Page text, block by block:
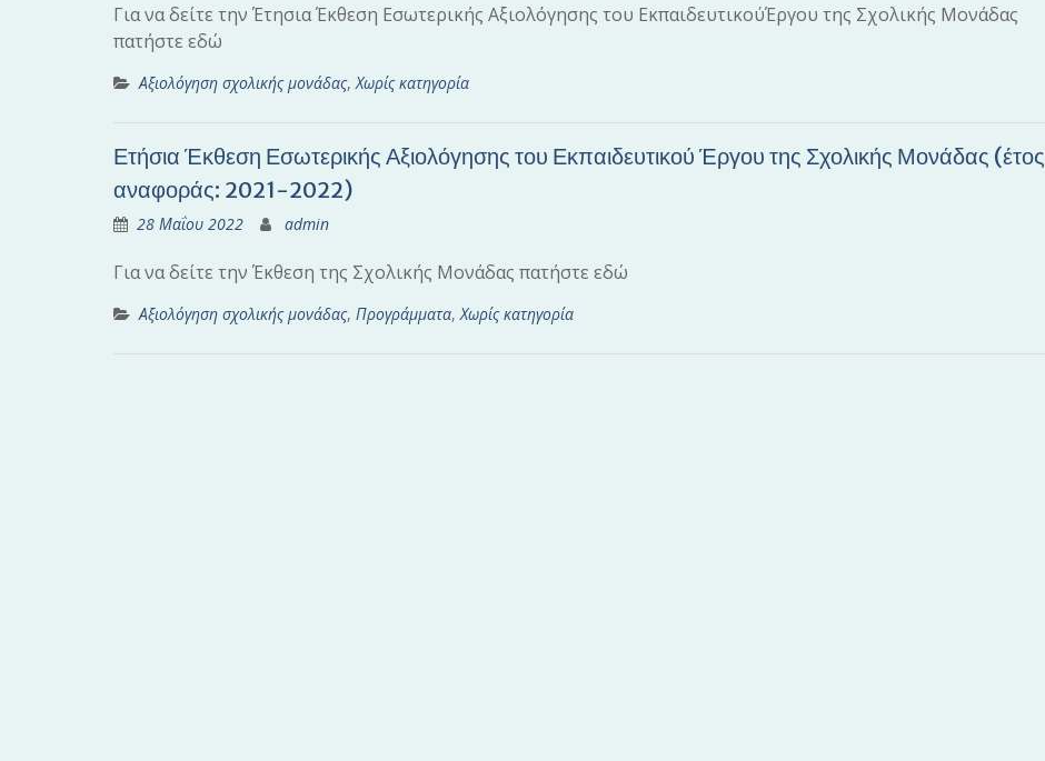
Για να δείτε την Έτησια Έκθεση Εσωτερικής Αξιολόγησης του ΕκπαιδευτικούΈργου της Σχολικής Μονάδας
πατήστε εδώ
Αξιολόγηση σχολικής μονάδας,Χωρίς κατηγορία
Ετήσια Έκθεση Εσωτερικής Αξιολόγησης του Εκπαιδευτικού Έργου της Σχολικής Μονάδας (έτος
αναφοράς: 2021-2022)
28 Μαΐου 2022 admin
Για να δείτε την Έκθεση της Σχολικής Μονάδας πατήστε εδώ
Αξιολόγηση σχολικής μονάδας, Προγράμματα,Χωρίς κατηγορία